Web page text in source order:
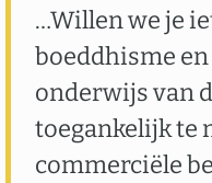
…Willen we je
boeddhisme
onderwijs van
toegankelijk te
commerciële